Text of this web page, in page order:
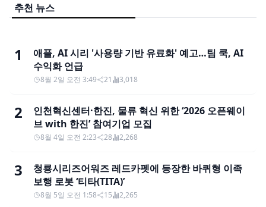
추천 뉴스
1
애플, AI 시리 '사용량 기반 유료화' 예고…팀 쿡, AI
수익화 언급
8월 2일 오전 3:49 21 3,018
2
인천혁신센터·한진, 물류 혁신 위한 ‘2026 오픈웨이
브 with 한진’ 참여기업 모집
8월 4일 오전 2:23 28 2,268
3
청룡시리즈어워즈 레드카펫에 등장한 바퀴형 이족
보행 로봇 ‘티타(TITA)’
8월 5일 오전 1:58 15 2,265